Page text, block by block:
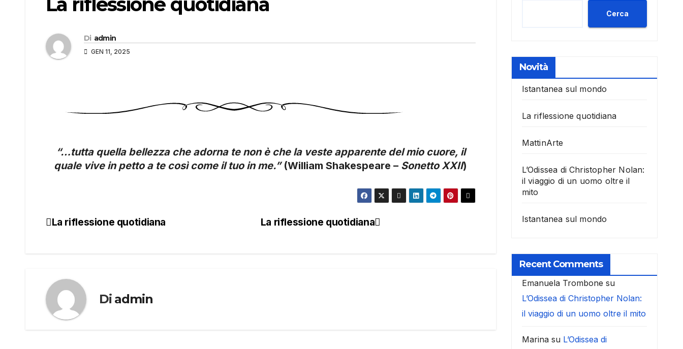
Di admin
GEN 11, 2025
“…tutta quella bellezza che adorna te non è che la veste apparente del mio cuore, il
quale vive in petto a te così come il tuo in me.”(William Shakespeare – Sonetto XXII)
Navigazione
La riflessione quotidiana
La riflessione quotidiana
Di admin
Cerca
Novità
Istantanea sul mondo
La riflessione quotidiana
MattinArte
L’Odissea di Christopher Nolan:
il viaggio di un uomo oltre il
mito
Istantanea sul mondo
Recent Comments
Emanuela Trombone su
L’Odissea di Christopher Nolan:
il viaggio di un uomo oltre il mito
Marinasu L’Odissea di